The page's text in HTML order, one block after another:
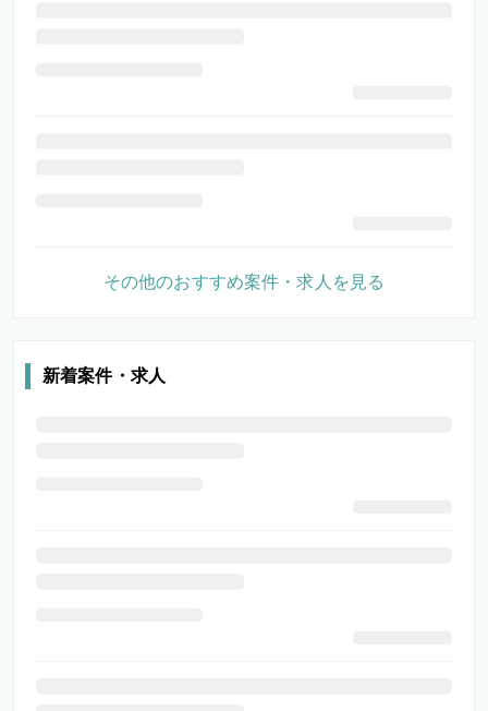
その他のおすすめ案件・求人を見る
新着案件・求人